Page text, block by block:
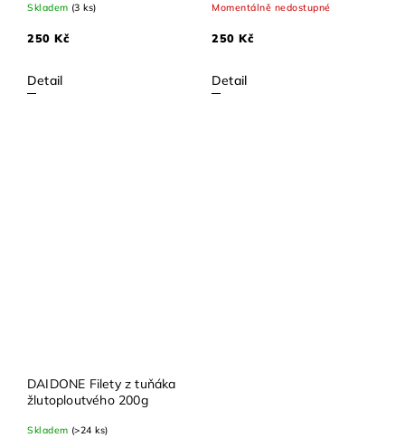
Skladem (3 ks)
250 Kč
Detail
Momentálně nedostupné
250 Kč
Detail
DAIDONE Filety z tuňáka
žlutoploutvého 200g
Skladem (>24 ks)